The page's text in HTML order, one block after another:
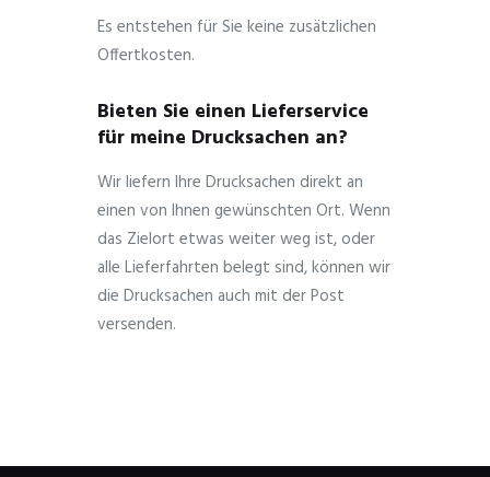
Es entstehen für Sie keine zusätzlichen
Offertkosten.
Bieten Sie einen Lieferservice
für meine Drucksachen an?
Wir liefern Ihre Drucksachen direkt an
einen von Ihnen gewünschten Ort. Wenn
das Zielort etwas weiter weg ist, oder
alle Lieferfahrten belegt sind, können wir
die Drucksachen auch mit der Post
versenden.